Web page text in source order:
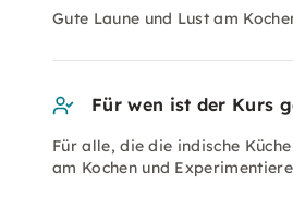
Gute Laune und Lust am
Für wen ist der Kurs
Für alle, die die indische
am Kochen und